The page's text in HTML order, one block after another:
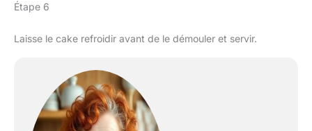
Étape 6
Laisse le cake refroidir avant de le démouler et servir.